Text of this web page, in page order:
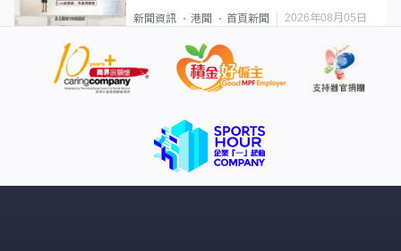
類案最惡劣
新聞資訊 港聞 首頁新聞 2026年08月05日